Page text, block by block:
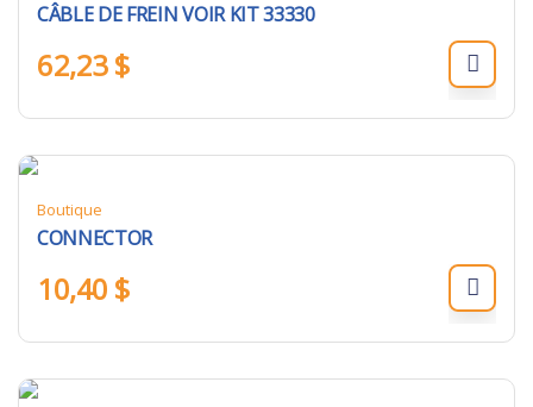
CÂBLE DE FREIN VOIR KIT 33330
62,23$
Boutique
CONNECTOR
10,40 $